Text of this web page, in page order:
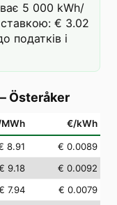
5 000 kWh/
ставкою: € 3.02
податків і
Österåker
€/kWh
8.91
€ 0.0089
9.18
€ 0.0092
7.94
€ 0.0079